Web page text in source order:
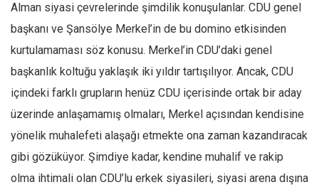
Alman siyasi çevrelerinde şimdilik konuşulanlar. CDU genel
başkanı ve Şansölye Merkel’in de bu domino etkisinden
kurtulamaması söz konusu. Merkel’in CDU’daki genel
başkanlık koltuğu yaklaşık iki yıldır tartışılıyor. Ancak, CDU
içindeki farklı grupların henüz CDU içerisinde ortak bir aday
üzerinde anlaşamamış olmaları, Merkel açısından kendisine
yönelik muhalefeti alaşağı etmekte ona zaman kazandıracak
gibi gözüküyor. Şimdiye kadar, kendine muhalif ve rakip
olma ihtimali olan CDU’lu erkek siyasileri, siyasi arena dışına